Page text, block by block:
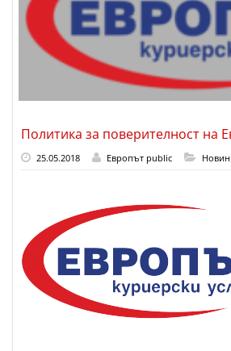
Политика за поверителност на
25.05.2018 Европът public